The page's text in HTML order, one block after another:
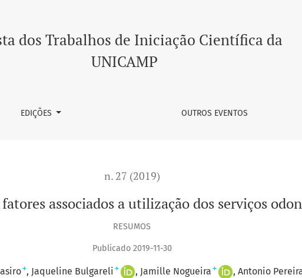
a utilização dos serviços odontológicos por adultos
dos Trabalhos de Iniciação Científica da
UNICAMP
EDIÇÕES OUTROS EVENTOS
n. 27 (2019)
associados a utilização dos serviços
RESUMOS
Publicado 2019-11-30
+ Jaqueline Bulgareli + Jamille Nogueira + Antonio